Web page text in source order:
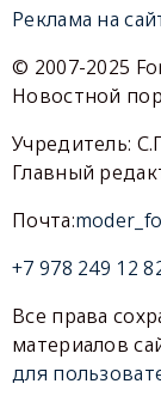
Реклама на
© 2007-2025
Новостной
Учредитель:
Главный
Почта:
+7 978 249 12
Все права
материалов
для